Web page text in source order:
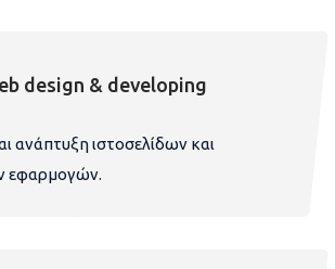
design & developing
ανάπτυξη ιστοσελίδων και
εφαρμογών.